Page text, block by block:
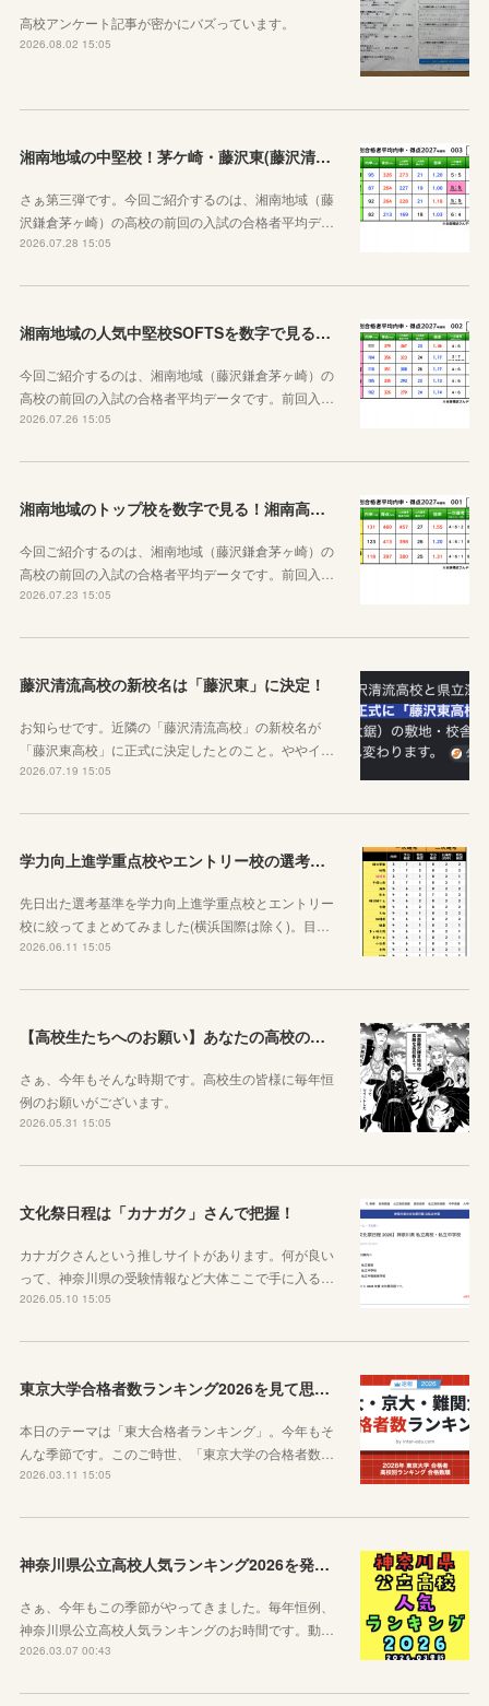
高校アンケート記事が密かにバズっています。
2026.08.02 15:05
湘南地域の中堅校！茅ケ崎・藤沢東(藤沢清流)、藤沢総合、茅ヶ崎西浜高校
さぁ第三弾です。今回ご紹介するのは、湘南地域（藤
沢鎌倉茅ヶ崎）の高校の前回の入試の合格者平均デ…
2026.07.28 15:05
湘南地域の人気中堅校SOFTSを数字で見る！七里ガ浜、大船、藤沢西、湘南台、鶴嶺高校編
今回ご紹介するのは、湘南地域（藤沢鎌倉茅ヶ崎）の
高校の前回の入試の合格者平均データです。前回入…
2026.07.26 15:05
湘南地域のトップ校を数字で見る！湘南高校&鎌倉高校&茅ケ崎北陵高校
今回ご紹介するのは、湘南地域（藤沢鎌倉茅ヶ崎）の
高校の前回の入試の合格者平均データです。前回入…
2026.07.23 15:05
藤沢清流高校の新校名は「藤沢東」に決定！
お知らせです。近隣の「藤沢清流高校」の新校名が
「藤沢東高校」に正式に決定したとのこと。ややイ…
2026.07.19 15:05
学力向上進学重点校やエントリー校の選考基準比べ
先日出た選考基準を学力向上進学重点校とエントリー
校に絞ってまとめてみました(横浜国際は除く)。目…
2026.06.11 15:05
【高校生たちへのお願い】あなたの高校の魅力を教えてください。
さぁ、今年もそんな時期です。高校生の皆様に毎年恒
例のお願いがございます。
2026.05.31 15:05
文化祭日程は「カナガク」さんで把握！
カナガクさんという推しサイトがあります。何が良い
って、神奈川県の受験情報など大体ここで手に入る…
2026.05.10 15:05
東京大学合格者数ランキング2026を見て思うこと
本日のテーマは「東大合格者ランキング」。今年もそ
んな季節です。このご時世、「東京大学の合格者数…
2026.03.11 15:05
神奈川県公立高校人気ランキング2026を発表します！
さぁ、今年もこの季節がやってきました。毎年恒例、
神奈川県公立高校人気ランキングのお時間です。動…
2026.03.07 00:43